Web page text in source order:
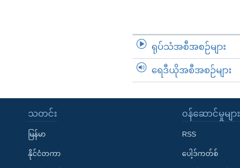
ရုပ်သံအစီအစဉ်များ
ရေဒီယိုအစီအစဉ်များ
သတင်း
မြန်မာ
နိုင်ငံတကာ
၀န်ဆောင်မှုများ
RSS
ပေါ့ဒ်ကတ်စ်